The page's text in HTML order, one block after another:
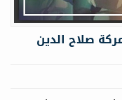
صلاح الدين